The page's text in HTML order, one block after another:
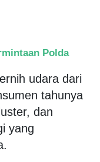
Polda
udara dari
tahunya
dan
yang